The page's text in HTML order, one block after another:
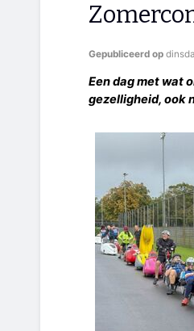
Gepubliceerd op
Een dag met wat
gezelligheid, ook